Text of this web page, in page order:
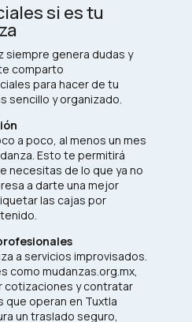
si es tu
siempre genera dudas y
comparto
para hacer de tu
sencillo y organizado.
a poco, al menos un mes
Esto te permitirá
necesitas de lo que ya no
a darte una mejor
las cajas por
a servicios improvisados.
como mudanzas.org.mx,
cotizaciones y contratar
operan en Tuxtla
un traslado seguro,